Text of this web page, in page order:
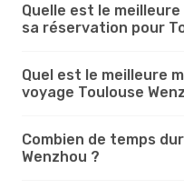
Quelle est le
sa réservation pour
Quel est le meilleure
voyage Toulouse
Combien de temps
Wenzhou ?